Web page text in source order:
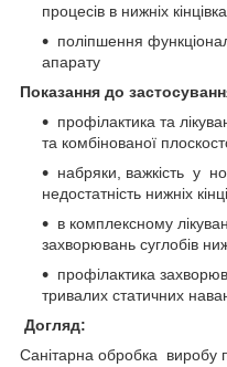
процесів в нижніх
поліпшення
апарату
Показання до
профілактика та
та комбінованої
набряки, важкість у
недостатність нижніх
в комплексному
захворювань суглобів
профілактика
тривалих статичних
Догляд:
Санітарна обробка виробу